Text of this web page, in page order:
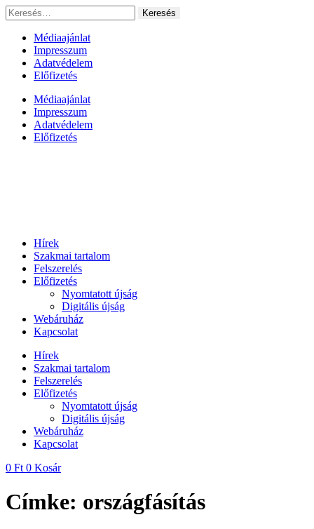
Ugrás
a
tartalomhoz
Keresés:
Médiaajánlat
Impresszum
Adatvédelem
Előfizetés
Médiaajánlat
Impresszum
Adatvédelem
Előfizetés
Hírek
Szakmai tartalom
Felszerelés
Előfizetés
Nyomtatott újság
Digitális újság
Webáruház
Kapcsolat
Hírek
Szakmai tartalom
Felszerelés
Előfizetés
Nyomtatott újság
Digitális újság
Webáruház
Kapcsolat
0 Ft 0 Kosár
Címke: országfásítás